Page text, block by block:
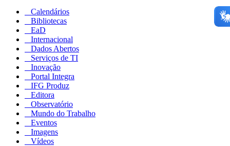
Calendários
Bibliotecas
EaD
Internacional
Dados Abertos
Serviços de TI
Inovação
Portal Integra
IFG Produz
Editora
Observatório
Mundo do Trabalho
Eventos
Imagens
Vídeos